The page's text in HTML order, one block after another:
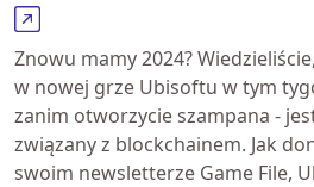
Znowu mamy 2024?
w nowej grze Ubisoftu w tym
zanim otworzycie szampana -
związany z blockchainem. Jak
swoim newsletterze Game File,